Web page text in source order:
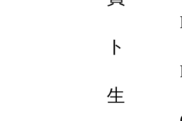
体裁
スム
5）そ